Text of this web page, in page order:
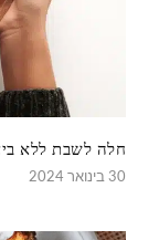
חלה לשבת ללא
30 בינואר 2024